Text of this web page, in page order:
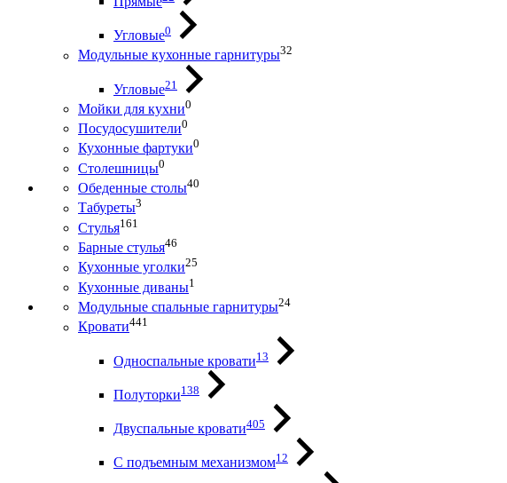
Угловые0
Модульные кухонные гарнитуры32
Угловые21
Мойки для кухни0
Посудосушители0
Кухонные фартуки0
Столешницы0
Обеденные столы40
Табуреты3
Стулья161
Барные стулья46
Кухонные уголки25
Кухонные диваны1
Модульные спальные гарнитуры24
Кровати441
Односпальные кровати13
Полуторки138
Двуспальные кровати405
С подъемным механизмом12